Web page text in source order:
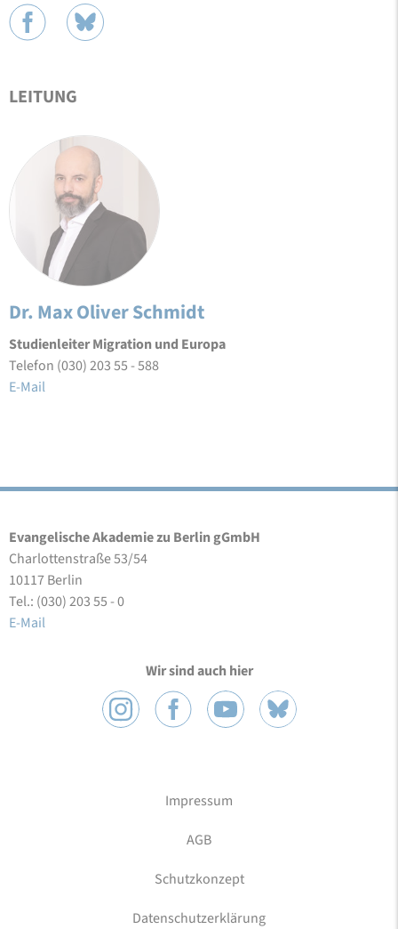
LEITUNG
Dr. Max Oliver Schmidt
Studienleiter Migration und Europa
Telefon (030) 203 55 - 588
E-Mail
Evangelische Akademie zu Berlin gGmbH
Charlottenstraße 53/54
10117 Berlin
Tel.: (030) 203 55 - 0
E-Mail
Wir sind auch hier
Impressum
AGB
Schutzkonzept
Datenschutzerklärung